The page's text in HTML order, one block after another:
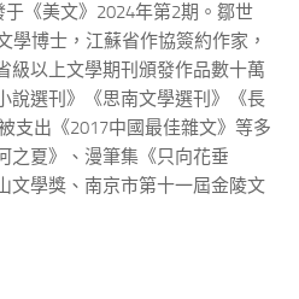
《美文》2024年第2期。鄒世
學博士，江蘇省作協簽約作家，
級以上文學期刊頒發作品數十萬
說選刊》《思南文學選刊》《長
支出《2017中國最佳雜文》等多
之夏》、漫筆集《只向花垂
文學獎、南京市第十一屆金陵文